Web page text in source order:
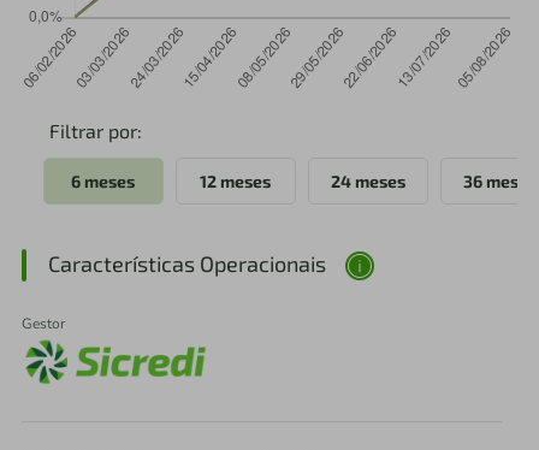
Filtrar por:
6 meses 12 meses 24 meses 36 meses
Características Operacionais
Gestor